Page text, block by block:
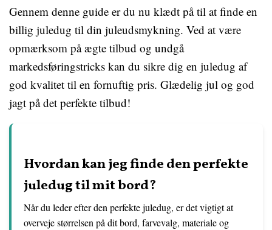
Gennem denne guide er du nu klædt på til at finde en
billig juledug til din juleudsmykning. Ved at være
opmærksom på ægte tilbud og undgå
markedsføringstricks kan du sikre dig en juledug af
god kvalitet til en fornuftig pris. Glædelig jul og god
jagt på det perfekte tilbud!
Hvordan kan jeg finde den perfekte
juledug til mit bord?
Når du leder efter den perfekte juledug, er det vigtigt at
overveje størrelsen på dit bord, farvevalg, materiale og